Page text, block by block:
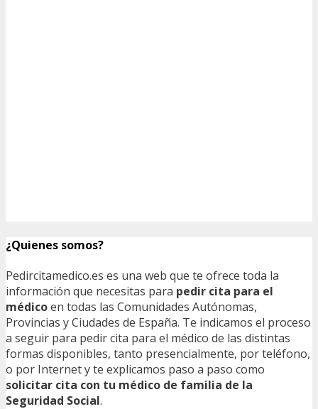
¿Quienes somos?
Pedircitamedico.es es una web que te ofrece toda la
información que necesitas para pedir cita para el
médicoen todas las Comunidades Autónomas,
Provincias y Ciudades de España. Te indicamos el proceso
a seguir para pedir cita para el médico de las distintas
formas disponibles, tanto presencialmente, por teléfono,
o por Internet y te explicamos paso a paso como
solicitar cita con tu médico de familia de la
Seguridad Social.